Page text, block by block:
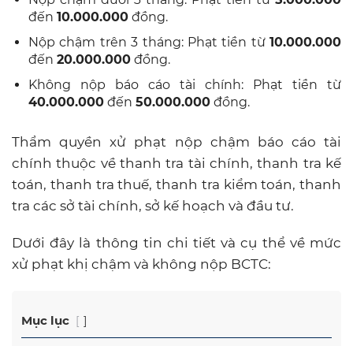
đến 10.000.000 đồng.
Nộp chậm trên 3 tháng: Phạt tiền từ 10.000.000
đến 20.000.000 đồng.
Không nộp báo cáo tài chính: Phạt tiền từ
40.000.000 đến 50.000.000 đồng.
Thẩm quyền xử phạt nộp chậm báo cáo tài
chính thuộc về thanh tra tài chính, thanh tra kế
toán, thanh tra thuế, thanh tra kiểm toán, thanh
tra các sở tài chính, sở kế hoạch và đầu tư.
Dưới đây là thông tin chi tiết và cụ thể về mức
xử phạt khị chậm và không nộp BCTC:
Mục lục